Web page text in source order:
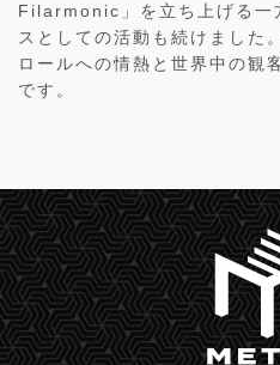
Filarmonic」を立ち上げる一
スとしての活動も続けました
ロールへの情熱と世界中の観
です。